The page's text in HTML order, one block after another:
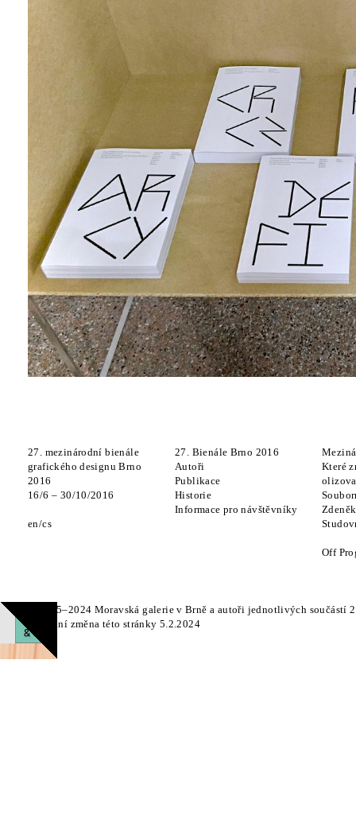
27. mezinárodní bienále
grafického designu Brno
2016
16/6 – 30/10/2016
en cs
27. Bienále Brno 2016
Autoři
Publikace
Historie
Informace pro návštěvníky
Které
Off
© 2015–2024 Moravská galerie v Brně a autoři jednotlivých součástí
Poslední změna této stránky 5.2.2024